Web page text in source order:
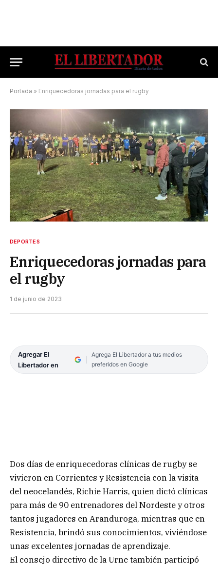
Portada » Enriquecedoras jornadas para el rugby
DEPORTES
Enriquecedoras jornadas para
el rugby
1 de junio de 2023
Agregar El
Libertador en
Agrega El Libertador a tus medios
preferidos en Google
Dos días de enriquecedoras clínicas de rugby se
vivieron en Corrientes y Resistencia con la visita
del neocelandés, Richie Harris, quien dictó clínicas
para más de 90 entrenadores del Nordeste y otros
tantos jugadores en Aranduroga, mientras que en
Resistencia, brindó sus conocimientos, viviéndose
unas excelentes jornadas de aprendizaje.
El consejo directivo de la Urne también participó